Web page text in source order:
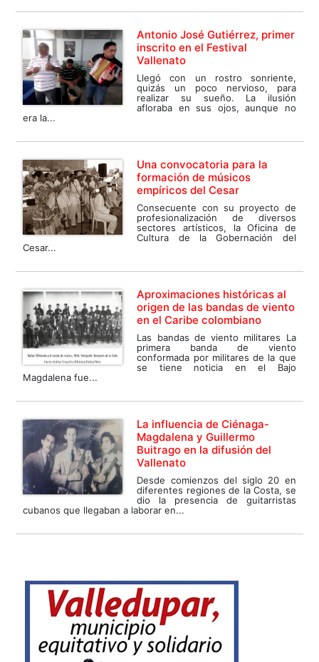
Antonio José Gutiérrez, primer
inscrito en el Festival
Vallenato
Llegó con un rostro sonriente,
quizás un poco nervioso, para
realizar su sueño. La ilusión
afloraba en sus ojos, aunque no
era la...
Una convocatoria para la
formación de músicos
empíricos del Cesar
Consecuente con su proyecto de
profesionalización de diversos
sectores artísticos, la Oficina de
Cultura de la Gobernación del
Cesar...
Aproximaciones históricas al
origen de las bandas de viento
en el Caribe colombiano
Las bandas de viento militares La
primera banda de viento
conformada por militares de la que
se tiene noticia en el Bajo
Magdalena fue...
La influencia de Ciénaga-
Magdalena y Guillermo
Buitrago en la difusión del
Vallenato
Desde comienzos del siglo 20 en
diferentes regiones de la Costa, se
dio la presencia de guitarristas
cubanos que llegaban a laborar en...